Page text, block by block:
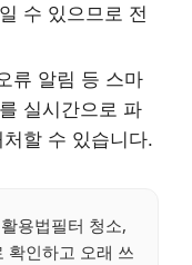
수 있으므로 전
류 알림 등 스마
실시간으로 파
할 수 있습니다.
용법필터 청소,
확인하고 오래 쓰